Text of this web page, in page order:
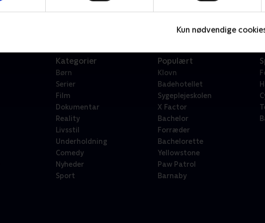
Kun nødvendige
Kategorier
Børn
Serier
Film
Dokumentar
Reality
Livsstil
Underholdning
Comedy
Nyheder
Sport
Populært
Klovn
Badehotellet
Sygeplejeskolen
X Factor
Bachelor
Forræder
Bachelorette
Yellowstone
Paw Patrol
Barnaby